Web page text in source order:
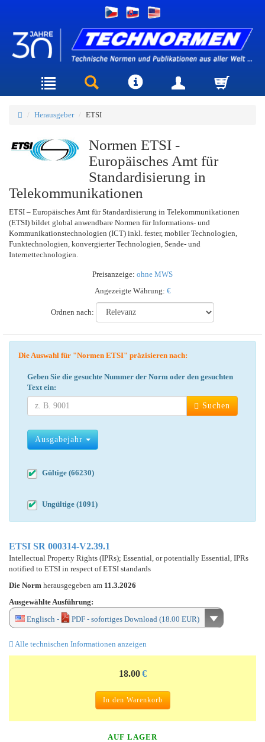
Herausgeber ETSI
Normen ETSI -
Europäisches Amt für
Standardisierung in
Telekommunikationen
ETSI – Europäisches Amt für Standardisierung in Telekommunikationen
(ETSI) bildet global anwendbare Normen für Informations- und
Kommunikationstechnologien (ICT) inkl. fester, mobiler Technologien,
Funktechnologien, konvergierter Technologien, Sende- und
Internettechnologien.
Preisanzeige: ohne MWS
Angezeigte Währung: €
Ordnen nach:
Die Auswahl für "Normen ETSI" präzisieren nach:
Geben Sie die gesuchte Nummer der Norm oder den gesuchten
Text ein:
Suchen
Ausgabejahr
Gültige (66230)
Ungültige (1091)
ETSI SR 000314-V2.39.1
Intellectual Property Rights (IPRs); Essential, or potentially Essential, IPRs
notified to ETSI in respect of ETSI standards
Die Norm herausgegeben am 11.3.2026
Ausgewählte Ausführung:
Englisch -
PDF - sofortiges Download (18.00 EUR)
Alle technischen Informationen anzeigen
18.00 €
In den Warenkorb
AUF LAGER